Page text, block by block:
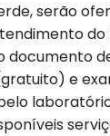
serão
documento
e